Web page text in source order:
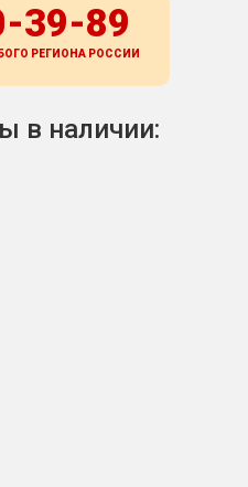
39-89
РЕГИОНА РОССИИ
в наличии: